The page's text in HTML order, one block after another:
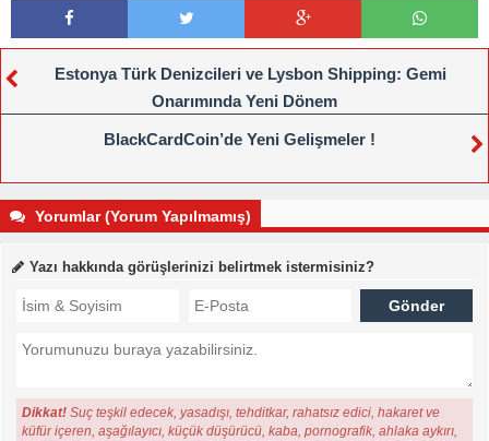
Estonya Türk Denizcileri ve Lysbon Shipping: Gemi
Onarımında Yeni Dönem
BlackCardCoin’de Yeni Gelişmeler !
Yorumlar (Yorum Yapılmamış)
Yazı hakkında görüşlerinizi belirtmek istermisiniz?
Dikkat! Suç teşkil edecek, yasadışı, tehditkar, rahatsız edici, hakaret ve
küfür içeren, aşağılayıcı, küçük düşürücü, kaba, pornografik, ahlaka aykırı,